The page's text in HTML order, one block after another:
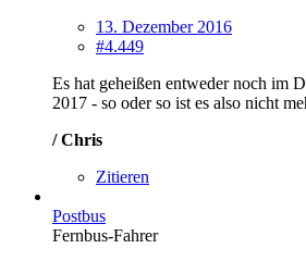
13. Dezember 2016
#4.449
Es hat geheißen entweder noch im
2017 - so oder so ist es also nicht
/ Chris
Zitieren
Postbus
Fernbus-Fahrer